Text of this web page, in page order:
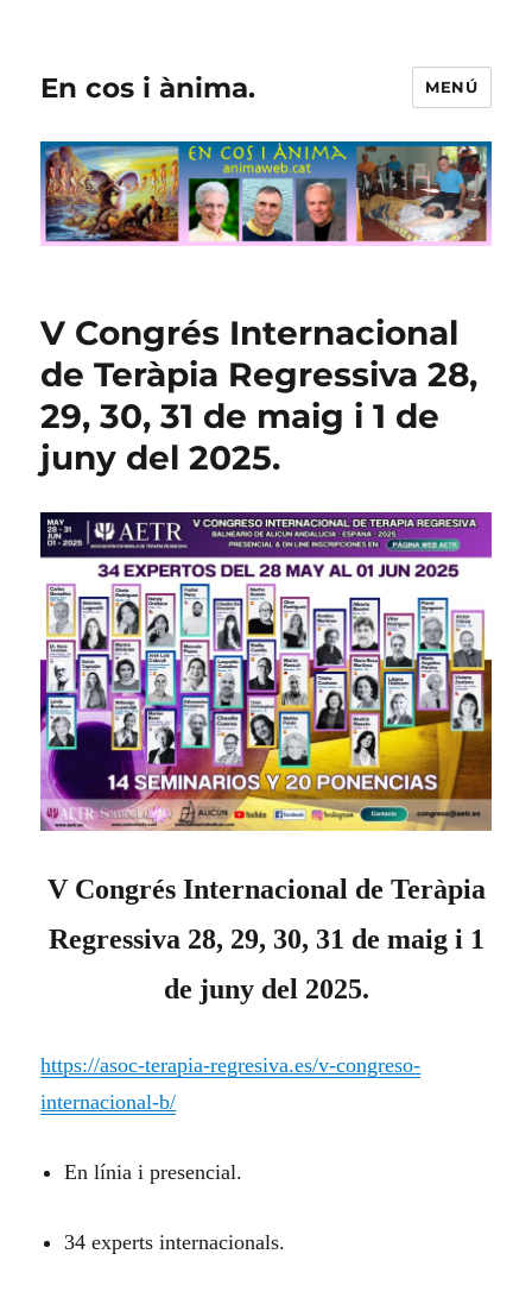
En cos i ànima. MENÚ
V Congrés Internacional
de Teràpia Regressiva 28,
29, 30, 31 de maig i 1 de
juny del 2025.
V Congrés Internacional de Teràpia
Regressiva 28, 29, 30, 31 de maig i 1
de juny del 2025.
https://asoc-terapia-regresiva.es/v-congreso-
internacional-b/
En línia i presencial.
34 experts internacionals.